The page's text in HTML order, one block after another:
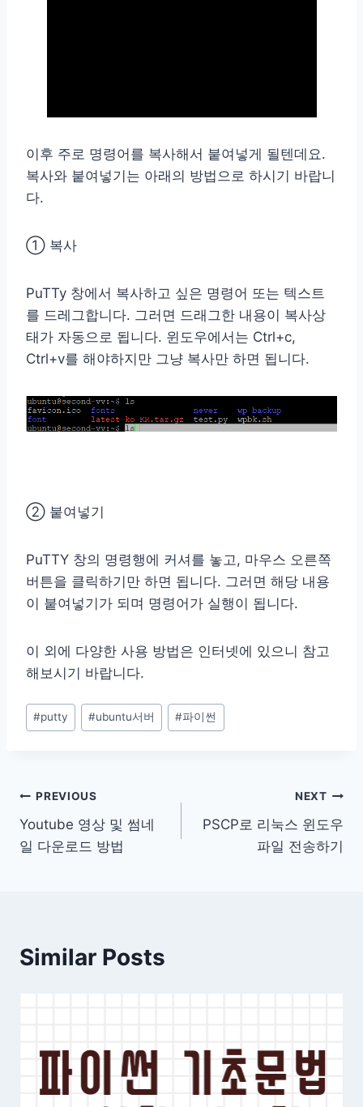
이후 주로 명령어를 복사해서 붙여넣게 될텐데요.
복사와 붙여넣기는 아래의 방법으로 하시기 바랍니
다.
① 복사
PuTTy 창에서 복사하고 싶은 명령어 또는 텍스트
를 드레그합니다. 그러면 드래그한 내용이 복사상
태가 자동으로 됩니다. 윈도우에서는 Ctrl+c,
Ctrl+v를 해야하지만 그냥 복사만 하면 됩니다.
② 붙여넣기
PuTTY 창의 명령행에 커셔를 놓고, 마우스 오른쪽
버튼을 클릭하기만 하면 됩니다. 그러면 해당 내용
이 붙여넣기가 되며 명령어가 실행이 됩니다.
이 외에 다양한 사용 방법은 인터넷에 있으니 참고
해보시기 바랍니다.
Post
Tags:
#putty #ubuntu서버 #파이썬
글
탐
PREVIOUS
Youtube 영상 및 썸네
일 다운로드 방법
NEXT
PSCP로 리눅스 윈도우
파일 전송하기
Similar Posts